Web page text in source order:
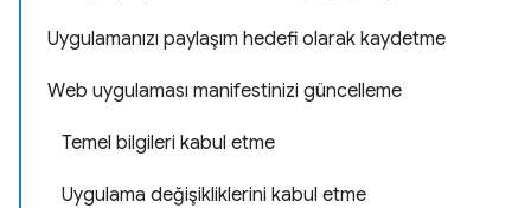
Uygulamanızı paylaşım hedefi olarak kaydetme
Web uygulaması manifestinizi güncelleme
Temel bilgileri kabul etme
Uygulama değişikliklerini kabul etme